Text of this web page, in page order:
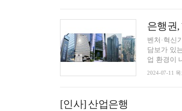
은행권,
벤처·혁신
담보가 있
업 환경이
2024-07-11
[인사] 산업은행